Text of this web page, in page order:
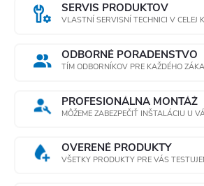
SERVIS PRODUKTOV
VLASTNÍ SERVISNÍ TECHNICI V CELEJ
ODBORNÉ PORADENSTVO
TÍM ODBORNÍKOV PRE KAŽDÉHO
PROFESIONÁLNA MONTÁŽ
MÔŽEME ZABEZPEČIŤ INŠTALÁCIU U
OVERENÉ PRODUKTY
VŠETKY PRODUKTY PRE VÁS